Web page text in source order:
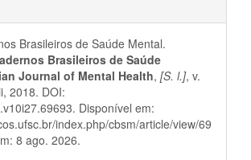
Brasileiros de Saúde Mental.
Brasileiros de Saúde
Journal of Mental Health, [S. l.], v.
2018. DOI:
Disponível em:
index.php/cbsm/article/view/69
8 ago. 2026.